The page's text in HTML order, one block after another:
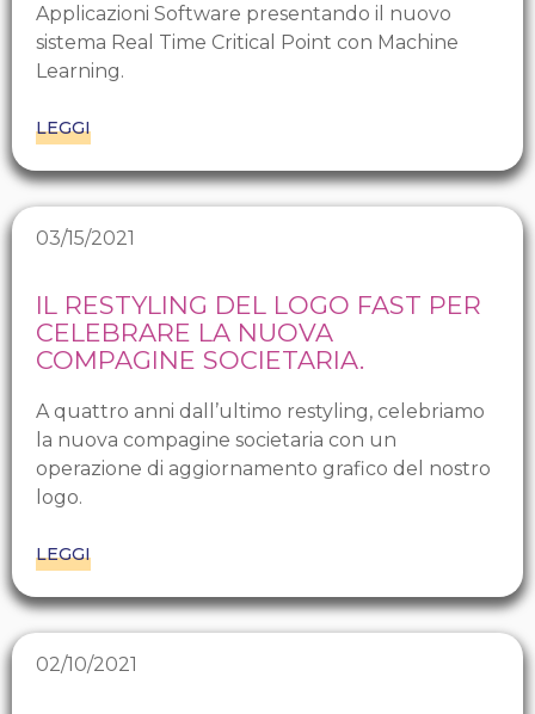
Applicazioni Software presentando il nuovo
sistema Real Time Critical Point con Machine
Learning.
LEGGI
03/15/2021
IL RESTYLING DEL LOGO FAST PER
CELEBRARE LA NUOVA
COMPAGINE SOCIETARIA.
A quattro anni dall’ultimo restyling, celebriamo
la nuova compagine societaria con un
operazione di aggiornamento grafico del nostro
logo.
LEGGI
02/10/2021